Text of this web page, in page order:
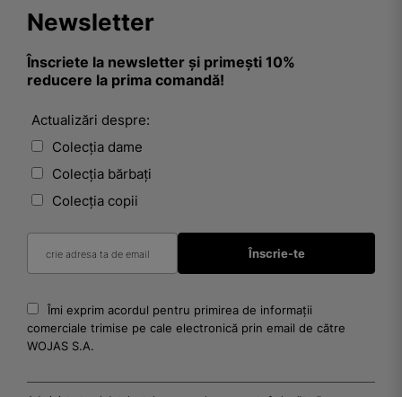
Newsletter
Înscriete la newsletter și primești 10%
reducere la prima comandă!
Actualizări despre:
Colecția dame
Colecția bărbați
Colecția copii
Îmi exprim acordul pentru primirea de informații
comerciale trimise pe cale electronică prin email de către
WOJAS S.A.